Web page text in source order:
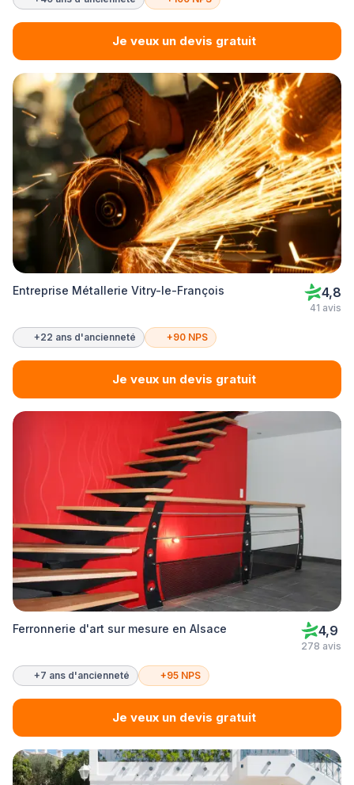
Je veux un devis gratuit
Entreprise Métallerie Vitry-le-François 4,8
41 avis
+22 ans d'ancienneté +90 NPS
Je veux un devis gratuit
Ferronnerie d'art sur mesure en Alsace 4,9
278 avis
+7 ans d'ancienneté +95 NPS
Je veux un devis gratuit